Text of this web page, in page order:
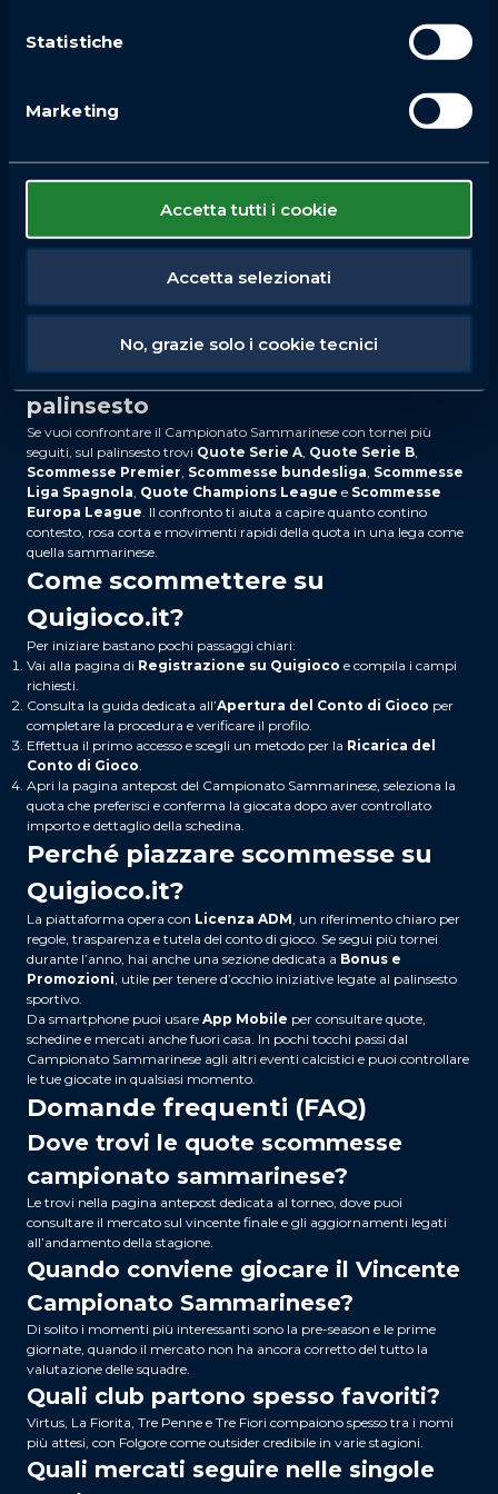
Statistiche
Marketing
Accetta tutti i cookie
Accetta selezionati
No, grazie solo i cookie tecnici
gara
e nelle quote live calcio San Marino, la lettura
sullo 0-0, il prezzo sul suo successo sale e può diventare più invitante
rispetto al pre-match. Attenzione anche ai secondi tempi: parecchie
meno quotata perde compattezza.
I mercati più giocati per la singola
Il maggiore movimento si concentra su1X2,Under/Over 2.5,
squadre, entrano in scena anche multigol, parziale/finale e over primo
tempo. La liquidità resta più bassa rispetto ai top campionati, ma i
esposte a variazioni improvvise.
Confronto con gli altri campionati del
palinsesto
Se vuoi confrontare il Campionato Sammarinese con tornei più
seguiti, sul palinsesto trovi Quote Serie A, Quote Serie B,
Scommesse Premier, Scommesse bundesliga, Scommesse
Liga Spagnola, Quote Champions League e Scommesse
Europa League. Il confronto ti aiuta a capire quanto contino
contesto, rosa corta e movimenti rapidi della quota in una lega come
quella sammarinese.
Come scommettere su
Quigioco.it?
Per iniziare bastano pochi passaggi chiari:
Vai alla pagina di Registrazione su Quigioco e compila i campi
richiesti.
Consulta la guida dedicata all’Apertura del Conto di Gioco per
completare la procedura e verificare il profilo.
Effettua il primo accesso e scegli un metodo per la Ricarica del
Conto di Gioco.
Apri la pagina antepost del Campionato Sammarinese, seleziona la
quota che preferisci e conferma la giocata dopo aver controllato
importo e dettaglio della schedina.
Perché piazzare scommesse su
Quigioco.it?
La piattaforma opera con Licenza ADM, un riferimento chiaro per
regole, trasparenza e tutela del conto di gioco. Se segui più tornei
durante l’anno, hai anche una sezione dedicata a Bonus e
Promozioni, utile per tenere d’occhio iniziative legate al palinsesto
sportivo.
Da smartphone puoi usare App Mobile per consultare quote,
schedine e mercati anche fuori casa. In pochi tocchi passi dal
Campionato Sammarinese agli altri eventi calcistici e puoi controllare
le tue giocate in qualsiasi momento.
Domande frequenti (FAQ)
Dove trovi le quote scommesse
campionato sammarinese?
Le trovi nella pagina antepost dedicata al torneo, dove puoi
consultare il mercato sul vincente finale e gli aggiornamenti legati
all’andamento della stagione.
Quando conviene giocare il Vincente
Campionato Sammarinese?
Di solito i momenti più interessanti sono la pre-season e le prime
giornate, quando il mercato non ha ancora corretto del tutto la
valutazione delle squadre.
Quali club partono spesso favoriti?
Virtus, La Fiorita, Tre Penne e Tre Fiori compaiono spesso tra i nomi
più attesi, con Folgore come outsider credibile in varie stagioni.
Quali mercati seguire nelle singole